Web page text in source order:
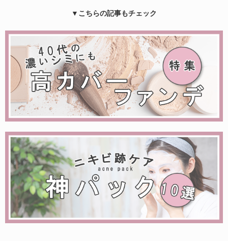
▼こちらの記事もチェック